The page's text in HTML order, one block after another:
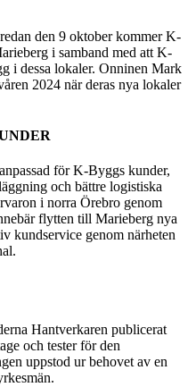
den 9 oktober kommer K-
i samband med att K-
i dessa lokaler. Onninen Mark
2024 när deras nya lokaler
för K-Byggs kunder,
och bättre logistiska
i norra Örebro genom
flytten till Marieberg nya
kundservice genom närheten
Hantverkaren publicerat
och tester för den
uppstod ur behovet av en